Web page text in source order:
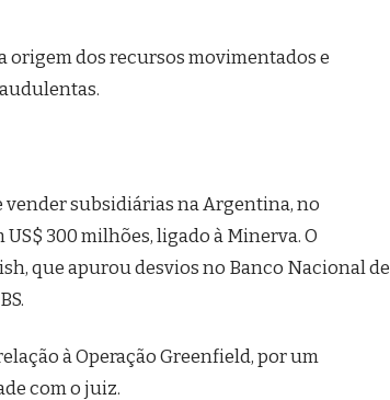
origem dos recursos movimentados e
vender subsidiárias na Argentina, no
300 milhões, ligado à Minerva. O
que apurou desvios no Banco Nacional de
à Operação Greenfield, por um
com o juiz.